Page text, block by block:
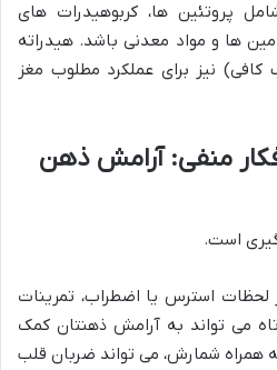
پروتئین ها، کربوهیدرات های
ها و مواد معدنی باشد. هیدراته
نیز برای عملکرد مطلوب مغز
منفی: آرامش ذهن
است.
لحظات استرس یا اضطراب، تمرینات
می تواند به آرامش ذهنتان کمک
شمارش، می تواند ضربان قلب